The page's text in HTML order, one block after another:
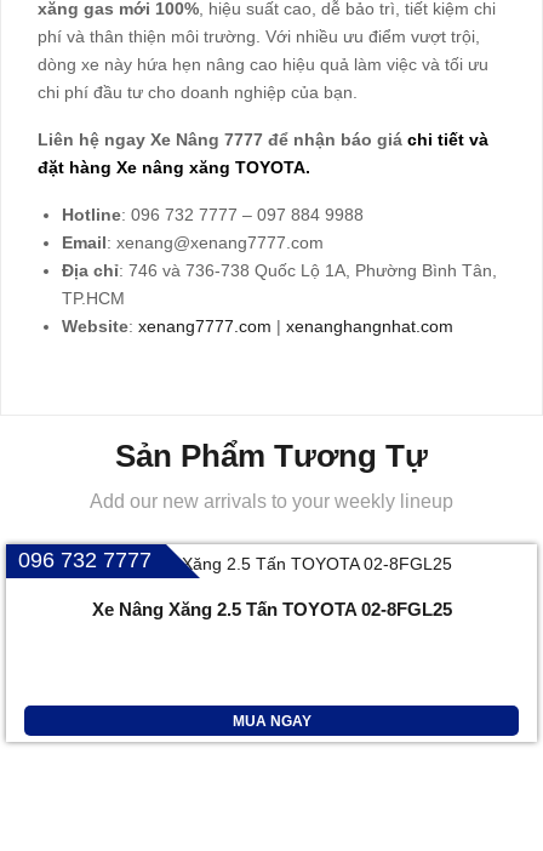
xăng gas mới 100%, hiệu suất cao, dễ bảo trì, tiết kiệm chi
phí và thân thiện môi trường. Với nhiều ưu điểm vượt trội,
dòng xe này hứa hẹn nâng cao hiệu quả làm việc và tối ưu
chi phí đầu tư cho doanh nghiệp của bạn.
Liên hệ ngay Xe Nâng 7777 để nhận báo giá chi tiết và
đặt hàng Xe nâng xăng TOYOTA.
Hotline: 096 732 7777 – 097 884 9988
Email: xenang@xenang7777.com
Địa chỉ: 746 và 736-738 Quốc Lộ 1A, Phường Bình Tân,
TP.HCM
Website: xenang7777.com | xenanghangnhat.com
Sản Phẩm Tương Tự
Add our new arrivals to your weekly lineup
096 732 7777
Xe Nâng Xăng 2.5 Tấn TOYOTA 02-8FGL25
MUA NGAY